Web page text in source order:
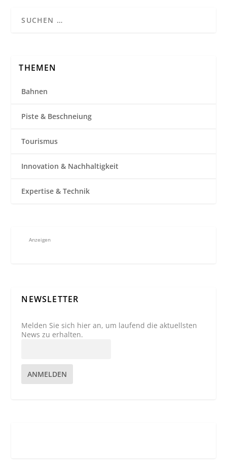
THEMEN
Bahnen
Piste & Beschneiung
Tourismus
Innovation & Nachhaltigkeit
Expertise & Technik
Anzeigen
NEWSLETTER
Melden Sie sich hier an, um laufend die aktuellsten
News zu erhalten.
ANMELDEN